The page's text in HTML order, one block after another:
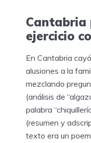
Cantabria
ejercicio
En Cantabria
alusiones a la
mezclando
(análisis de
palabra
(resumen y
texto era un